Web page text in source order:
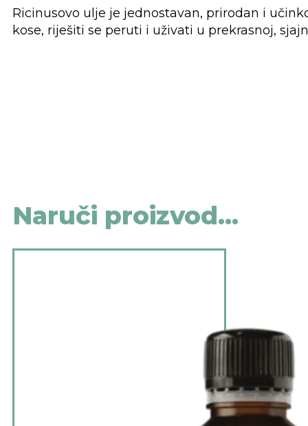
Ricinusovo ulje je jednostavan, prirodan i
kose, riješiti se peruti i uživati u prekrasnoj,
Naruči proizvod...